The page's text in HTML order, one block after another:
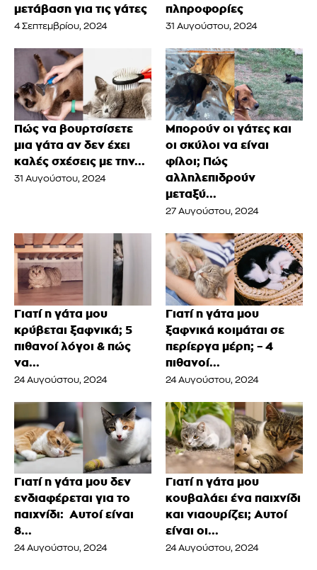
μετάβαση για τις γάτες
4 Σεπτεμβρίου, 2024
πληροφορίες
31 Αυγούστου, 2024
Πώς να βουρτσίσετε
μια γάτα αν δεν έχει
καλές σχέσεις με την...
31 Αυγούστου, 2024
Μπορούν οι γάτες και
οι σκύλοι να είναι
φίλοι; Πώς
αλληλεπιδρούν
μεταξύ...
27 Αυγούστου, 2024
Γιατί η γάτα μου
κρύβεται ξαφνικά; 5
πιθανοί λόγοι & πώς
να...
24 Αυγούστου, 2024
Γιατί η γάτα μου
ξαφνικά κοιμάται σε
περίεργα μέρη; – 4
πιθανοί...
24 Αυγούστου, 2024
Γιατί η γάτα μου δεν
ενδιαφέρεται για το
παιχνίδι: Αυτοί είναι
8...
24 Αυγούστου, 2024
Γιατί η γάτα μου
κουβαλάει ένα παιχνίδι
και νιαουρίζει; Αυτοί
είναι οι...
24 Αυγούστου, 2024